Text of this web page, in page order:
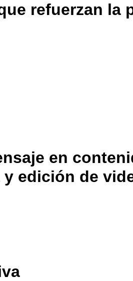
refuerzan la
en
edición de